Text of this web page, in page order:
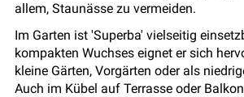
allem, Staunässe zu vermeiden.
Im Garten ist 'Superba' vielseitig
kompakten Wuchses eignet er sich
kleine Gärten, Vorgärten oder als
Auch im Kübel auf Terrasse oder